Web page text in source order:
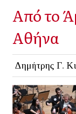
Από το
Αθήνα
Δημήτρης Γ.